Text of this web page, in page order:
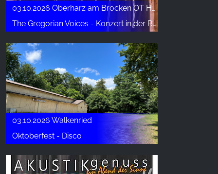
03.10.2026 Oberharz am Brocken OT Höhlenort Rübeland
The Gregorian Voices - Konzert in der Baumannshöhle
03.10.2026 Walkenried
Oktoberfest - Disco